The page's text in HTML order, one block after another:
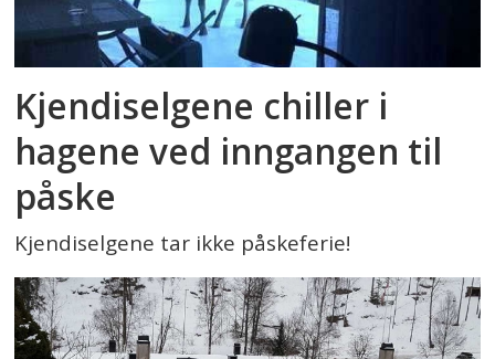
Kjendiselgene chiller i
hagene ved inngangen til
påske
Kjendiselgene tar ikke påskeferie!